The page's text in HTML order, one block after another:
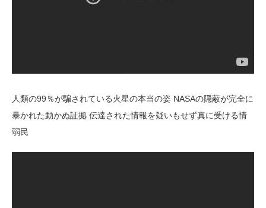
人類の99％が騙されている火星の本当の姿 NASAの隠蔽が完全に
暴かれた動かぬ証拠 伝達された情報を疑いもせず真に受ける情
弱民